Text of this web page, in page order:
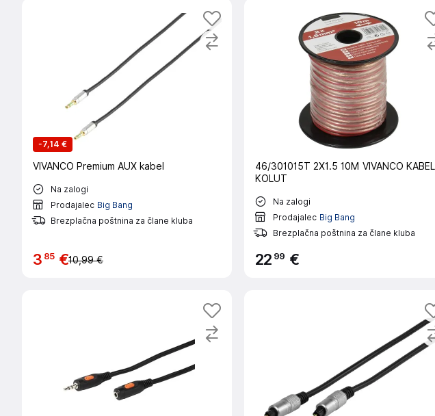
-7,14 €
VIVANCO Premium AUX kabel
Na zalogi
Prodajalec Big Bang
Brezplačna poštnina za člane kluba
3 85 €10,99 €
46/301015T 2X1.5 10M VIVANCO KABEL
KOLUT
Na zalogi
Prodajalec Big Bang
Brezplačna poštnina za člane kluba
22 99 €